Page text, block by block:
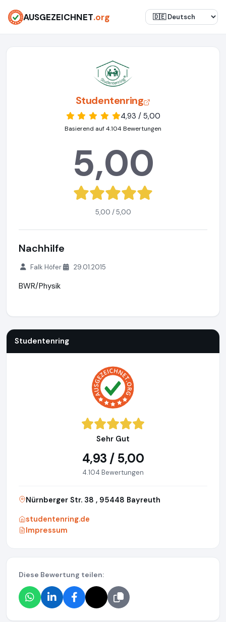
AUSGEZEICHNET.org
Studentenring
4,93 / 5,00
Basierend auf 4.104 Bewertungen
5,00
5,00 / 5,00
Nachhilfe
Falk Höfer 29.01.2015
BWR/Physik
Studentenring
Sehr Gut
4,93 / 5,00
4.104 Bewertungen
Nürnberger Str. 38 , 95448 Bayreuth
studentenring.de
Impressum
Diese Bewertung teilen: